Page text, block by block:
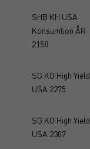
SHB KH USA
Konsumtion ÅR
2158
SG KO High Yield
USA 2275
SG KO High Yield
USA 2307